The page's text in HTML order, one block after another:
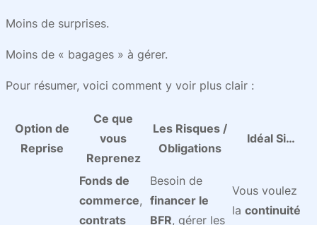
Moins de surprises.
Moins de « bagages » à gérer.
Pour résumer, voici comment y voir plus clair :
Option de
Reprise
Ce que
vous
Reprenez
Les Risques /
Obligations
Idéal Si…
Fonds de
commerce,
contrats
Besoin de
financer le
BFR, gérer les
Vous voulez
la continuité